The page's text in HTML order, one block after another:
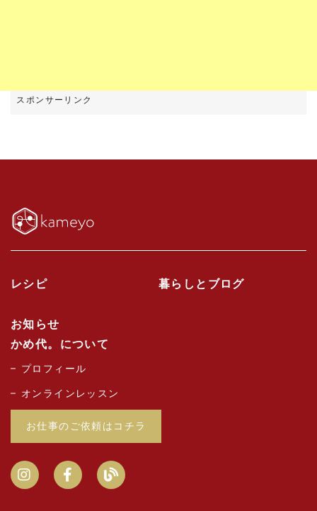
レシピ 暮らしとブログ
お知らせ
かめ代。について
プロフィール
オンラインレッスン
お仕事のご依頼はコチラ